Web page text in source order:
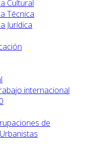
Cultural
Técnica
Jurídica
internacional
de